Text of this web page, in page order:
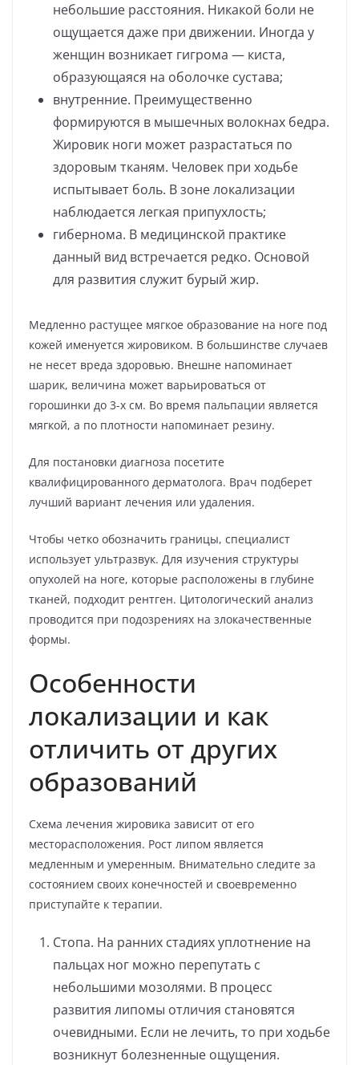
небольшие расстояния. Никакой боли не
ощущается даже при движении. Иногда у
женщин возникает гигрома — киста,
образующаяся на оболочке сустава;
внутренние. Преимущественно
формируются в мышечных волокнах бедра.
Жировик ноги может разрастаться по
здоровым тканям. Человек при ходьбе
испытывает боль. В зоне локализации
наблюдается легкая припухлость;
гибернома. В медицинской практике
данный вид встречается редко. Основой
для развития служит бурый жир.
Медленно растущее мягкое образование на ноге под
кожей именуется жировиком. В большинстве случаев
не несет вреда здоровью. Внешне напоминает
шарик, величина может варьироваться от
горошинки до 3-х см. Во время пальпации является
мягкой, а по плотности напоминает резину.
Для постановки диагноза посетите
квалифицированного дерматолога. Врач подберет
лучший вариант лечения или удаления.
Чтобы четко обозначить границы, специалист
использует ультразвук. Для изучения структуры
опухолей на ноге, которые расположены в глубине
тканей, подходит рентген. Цитологический анализ
проводится при подозрениях на злокачественные
формы.
Особенности
локализации и как
отличить от других
образований
Схема лечения жировика зависит от его
месторасположения. Рост липом является
медленным и умеренным. Внимательно следите за
состоянием своих конечностей и своевременно
приступайте к терапии.
Стопа. На ранних стадиях уплотнение на
пальцах ног можно перепутать с
небольшими мозолями. В процесс
развития липомы отличия становятся
очевидными. Если не лечить, то при ходьбе
возникнут болезненные ощущения.